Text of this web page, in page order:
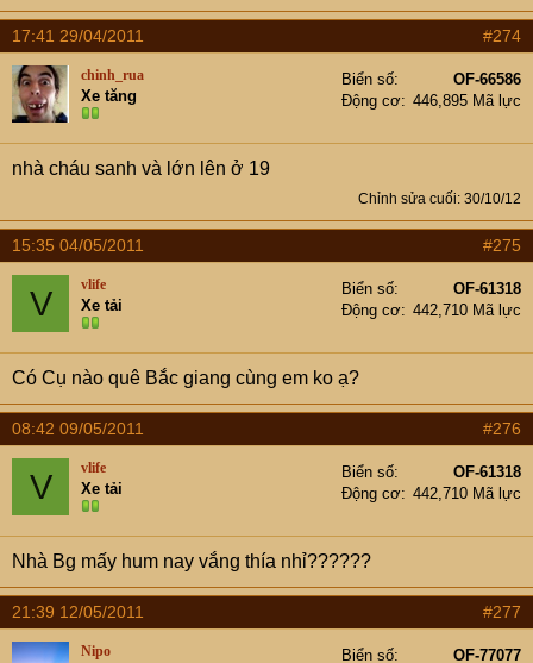
17:41 29/04/2011 #274
chinh_rua
Xe tăng
Biển số
OF-66586
Động cơ
446,895 Mã lực
nhà cháu sanh và lớn lên ở 19
Chỉnh sửa cuối: 30/10/12
15:35 04/05/2011 #275
V vlife
Xe tải
Biển số
OF-61318
Động cơ
442,710 Mã lực
Có Cụ nào quê Bắc giang cùng em ko ạ?
08:42 09/05/2011 #276
V vlife
Xe tải
Biển số
OF-61318
Động cơ
442,710 Mã lực
Nhà Bg mấy hum nay vắng thía nhỉ??????
21:39 12/05/2011 #277
Nipo Biển số
OF-77077